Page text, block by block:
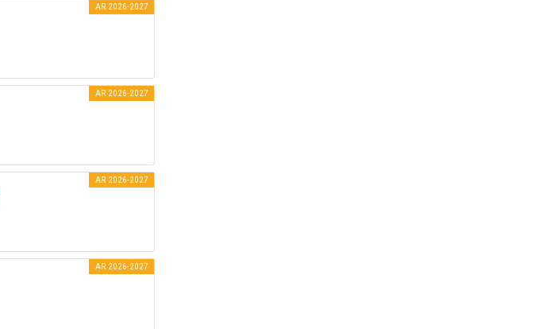
AR 2026-2027
AR 2026-2027
AR 2026-2027
AR 2026-2027